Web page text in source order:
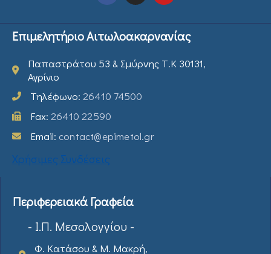
Επιμελητήριο Αιτωλοακαρνανίας
Παπαστράτου 53 & Σμύρνης Τ.Κ 30131,
Αγρίνιο
Τηλέφωνο: 26410 74500
Fax: 26410 22590
Email: contact@epimetol.gr
Χρήσιμες Συνδέσεις
Περιφερειακά Γραφεία
- Ι.Π. Μεσολογγίου -
Φ. Κατάσου & Μ. Μακρή,